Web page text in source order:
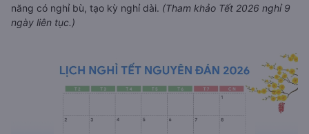
năng có nghỉ bù, tạo kỳ nghỉ dài. (Tham khảo Tết 2026 nghỉ 9
ngày liên tục.)